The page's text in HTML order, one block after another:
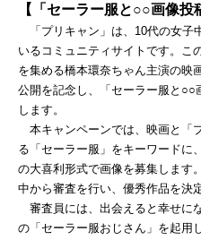
【「セーラー服と○○画像投
「プリキャン」は、 10代の女子
いるコミュニティサイトです。こ
を集める橋本環奈ちゃん主演の映
公開を記念し、「セーラー服と○○
します。
本キャンペーンでは、映画と「
る「セーラー服」をキーワードに
の大喜利形式で画像を募集します
中から審査を行い、優秀作品を決
審査員には、出会えると幸せに
の「セーラー服おじさん」を起用